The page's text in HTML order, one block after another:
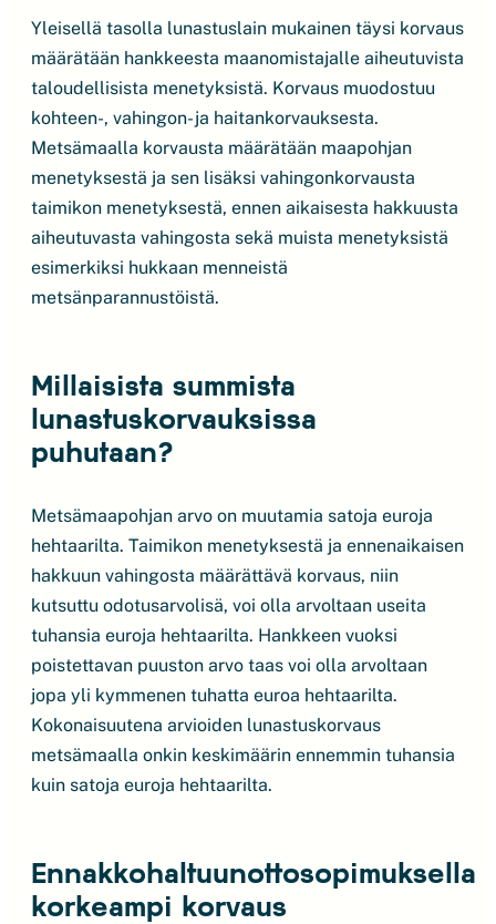
Yleisellä tasolla lunastuslain mukainen täysi korvaus
määrätään hankkeesta maanomistajalle aiheutuvista
taloudellisista menetyksistä. Korvaus muodostuu
kohteen-, vahingon- ja haitankorvauksesta.
Metsämaalla korvausta määrätään maapohjan
menetyksestä ja sen lisäksi vahingonkorvausta
taimikon menetyksestä, ennen aikaisesta hakkuusta
aiheutuvasta vahingosta sekä muista menetyksistä
esimerkiksi hukkaan menneistä
metsänparannustöistä.
Millaisista summista
lunastuskorvauksissa
puhutaan?
Metsämaapohjan arvo on muutamia satoja euroja
hehtaarilta. Taimikon menetyksestä ja ennenaikaisen
hakkuun vahingosta määrättävä korvaus, niin
kutsuttu odotusarvolisä, voi olla arvoltaan useita
tuhansia euroja hehtaarilta. Hankkeen vuoksi
poistettavan puuston arvo taas voi olla arvoltaan
jopa yli kymmenen tuhatta euroa hehtaarilta.
Kokonaisuutena arvioiden lunastuskorvaus
metsämaalla onkin keskimäärin ennemmin tuhansia
kuin satoja euroja hehtaarilta.
Ennakkohaltuunottosopimuksella
korkeampi korvaus